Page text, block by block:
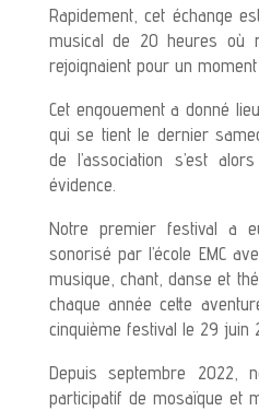
Rapidement, cet échange
musical de 20 heures où
rejoignaient pour un
Cet engouement a donné
qui se tient le dernier
de l’association s’est
évidence.
Notre premier festival a
sonorisé par l’école EMC
musique, chant, danse et
chaque année cette
cinquième festival le 29 juin
Depuis septembre 2022,
participatif de mosaïque et